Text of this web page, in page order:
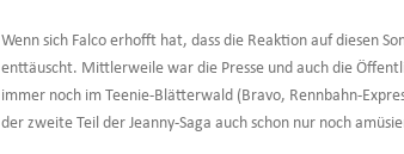
Wenn sich Falco erhofft hat, dass die Reaktion auf diesen
enttäuscht. Mittlerweile war die Presse und auch die
immer noch im Teenie-Blätterwald (Bravo, Rennbahn-
der zweite Teil der Jeanny-Saga auch schon nur noch